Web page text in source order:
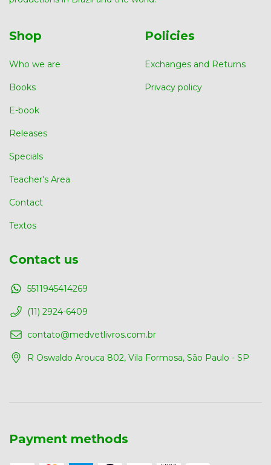
Shop
Who we are
Books
E-book
Releases
Specials
Teacher's Area
Contact
Textos
Policies
Exchanges and Returns
Privacy policy
Contact us
5511945414269
(11) 2924-6409
contato@medvetlivros.com.br
R Oswaldo Arouca 802, Vila Formosa, São Paulo - SP
Payment methods